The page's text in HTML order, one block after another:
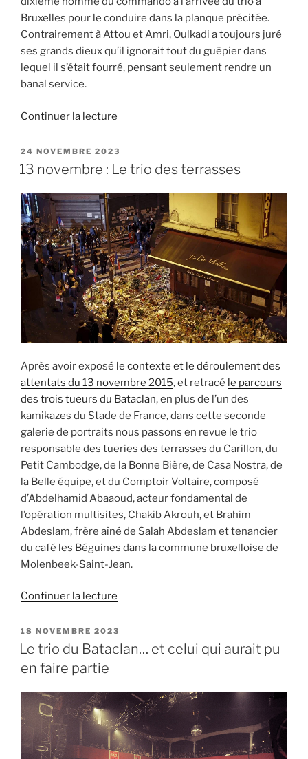
Bruxelles pour le conduire dans la planque précitée.
Contrairement à Attou et Amri, Oulkadi a toujours juré
ses grands dieux qu’il ignorait tout du guêpier dans
lequel il s’était fourré, pensant seulement rendre un
banal service.
Continuer la lecture
Amri
et
les
chauffeurs
de
Salah
Abdeslam »
PUBLIÉ
LE
24 NOVEMBRE 2023
13 novembre : Le trio des terrasses
Après avoir exposé le contexte et le déroulement des
attentats du 13 novembre 2015, et retracé le parcours
des trois tueurs du Bataclan, en plus de l’un des
kamikazes du Stade de France, dans cette seconde
galerie de portraits nous passons en revue le trio
responsable des tueries des terrasses du Carillon, du
Petit Cambodge, de la Bonne Bière, de Casa Nostra, de
la Belle équipe, et du Comptoir Voltaire, composé
d’Abdelhamid Abaaoud, acteur fondamental de
l’opération multisites, Chakib Akrouh, et Brahim
Abdeslam, frère aîné de Salah Abdeslam et tenancier
du café les Béguines dans la commune bruxelloise de
Molenbeek-Saint-Jean.
Continuer la lecture
novembre
:
des
terrasses »
PUBLIÉ
LE
18 NOVEMBRE 2023
Le trio du Bataclan… et celui qui aurait pu
en faire partie